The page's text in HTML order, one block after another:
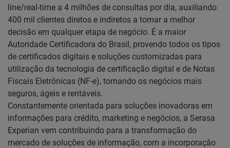
line/real-time a 4 milhões de consultas por dia, auxiliando
400 mil clientes diretos e indiretos a tomar a melhor
decisão em qualquer etapa de negócio. É a maior
Autoridade Certificadora do Brasil, provendo todos os tipos
de certificados digitais e soluções customizadas para
utilização da tecnologia de certificação digital e de Notas
Fiscais Eletrônicas (NF-e), tornando os negócios mais
seguros, ágeis e rentáveis.
Constantemente orientada para soluções inovadoras em
informações para crédito, marketing e negócios, a Serasa
Experian vem contribuindo para a transformação do
mercado de soluções de informação, com a incorporação